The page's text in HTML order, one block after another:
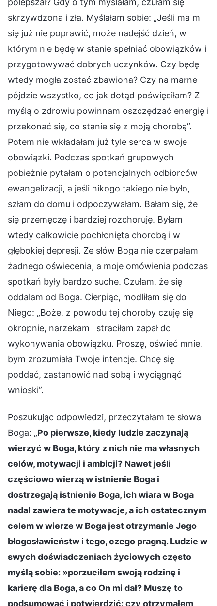
skrzywdzona i zła. Myślałam sobie: „Jeśli ma mi
się już nie poprawić, może nadejść dzień, w
którym nie będę w stanie spełniać obowiązków i
przygotowywać dobrych uczynków. Czy będę
wtedy mogła zostać zbawiona? Czy na marne
pójdzie wszystko, co jak dotąd poświęciłam? Z
myślą o zdrowiu powinnam oszczędzać energię i
przekonać się, co stanie się z moją chorobą”.
Potem nie wkładałam już tyle serca w swoje
obowiązki. Podczas spotkań grupowych
pobieżnie pytałam o potencjalnych odbiorców
ewangelizacji, a jeśli nikogo takiego nie było,
szłam do domu i odpoczywałam. Bałam się, że
się przemęczę i bardziej rozchoruję. Byłam
wtedy całkowicie pochłonięta chorobą i w
głębokiej depresji. Ze słów Boga nie czerpałam
żadnego oświecenia, a moje omówienia podczas
spotkań były bardzo suche. Czułam, że się
oddalam od Boga. Cierpiąc, modliłam się do
Niego: „Boże, z powodu tej choroby czuję się
okropnie, narzekam i straciłam zapał do
wykonywania obowiązku. Proszę, oświeć mnie,
bym zrozumiała Twoje intencje. Chcę się
poddać, zastanowić nad sobą i wyciągnąć
wnioski”.
Poszukując odpowiedzi, przeczytałam te słowa
Boga: „Po pierwsze, kiedy ludzie zaczynają
wierzyć w Boga, który z nich nie ma własnych
celów, motywacji i ambicji? Nawet jeśli
częściowo wierzą w istnienie Boga i
dostrzegają istnienie Boga, ich wiara w Boga
nadal zawiera te motywacje, a ich ostatecznym
celem w wierze w Boga jest otrzymanie Jego
błogosławieństw i tego, czego pragną. Ludzie w
swych doświadczeniach życiowych często
myślą sobie: »porzuciłem swoją rodzinę i
karierę dla Boga, a co On mi dał? Muszę to
podsumować i potwierdzić: czy otrzymałem